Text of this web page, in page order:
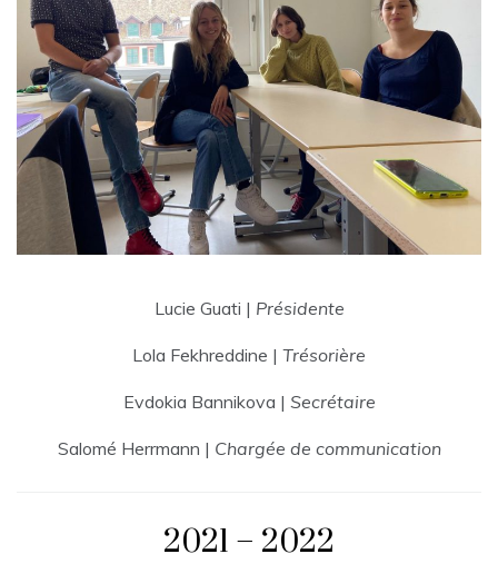
Lucie Guati | Présidente
Lola Fekhreddine | Trésorière
Evdokia Bannikova | Secrétaire
Salomé Herrmann | Chargée de communication
2021 – 2022